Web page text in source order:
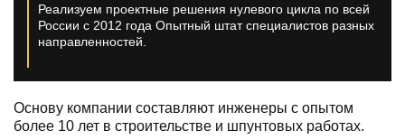
Реализуем проектные решения нулевого цикла по всей
России с 2012 года Опытный штат специалистов разных
направленностей.
Основу компании составляют инженеры с опытом
более 10 лет в строительстве и шпунтовых работах.